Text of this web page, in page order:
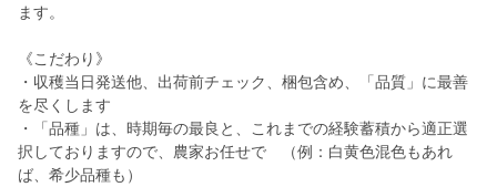
ます。
《こだわり》
・収穫当日発送他、出荷前チェック、梱包含め、「品質」に最善
を尽くします
・「品種」は、時期毎の最良と、これまでの経験蓄積から適正選
択しておりますので、農家お任せで （例：白黄色混色もあれ
ば、希少品種も）